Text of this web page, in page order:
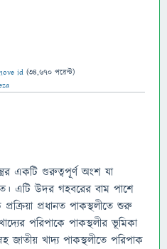
id (34,670 পয়েন্ট)
একটি গুরুত্বপূর্ণ অংশ যা
এটি উদর গহবরের বাম পাশে
প্রধানত পাকস্থলীতে শুরু
পরিপাকে পাকস্থলীর ভূমিকা
জাতীয় খাদ্য পাকস্থলীতে পরিপাক